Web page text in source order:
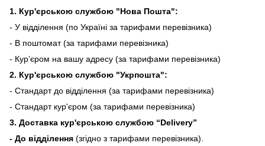
1. Кур'єрською службою "Нова Пошта":
- У відділення (по Україні за тарифами перевізника)
- В поштомат (за тарифами перевізника)
- Кур’єром на вашу адресу (за тарифами перевізника)
2. Кур'єрською службою "Укрпошта":
- Стандарт до відділення (за тарифами перевізника)
- Стандарт кур'єром (за тарифами перевізника)
3. Доставка кур'єрською службою “Delivery”
- До відділення (згідно з тарифами перевізника).